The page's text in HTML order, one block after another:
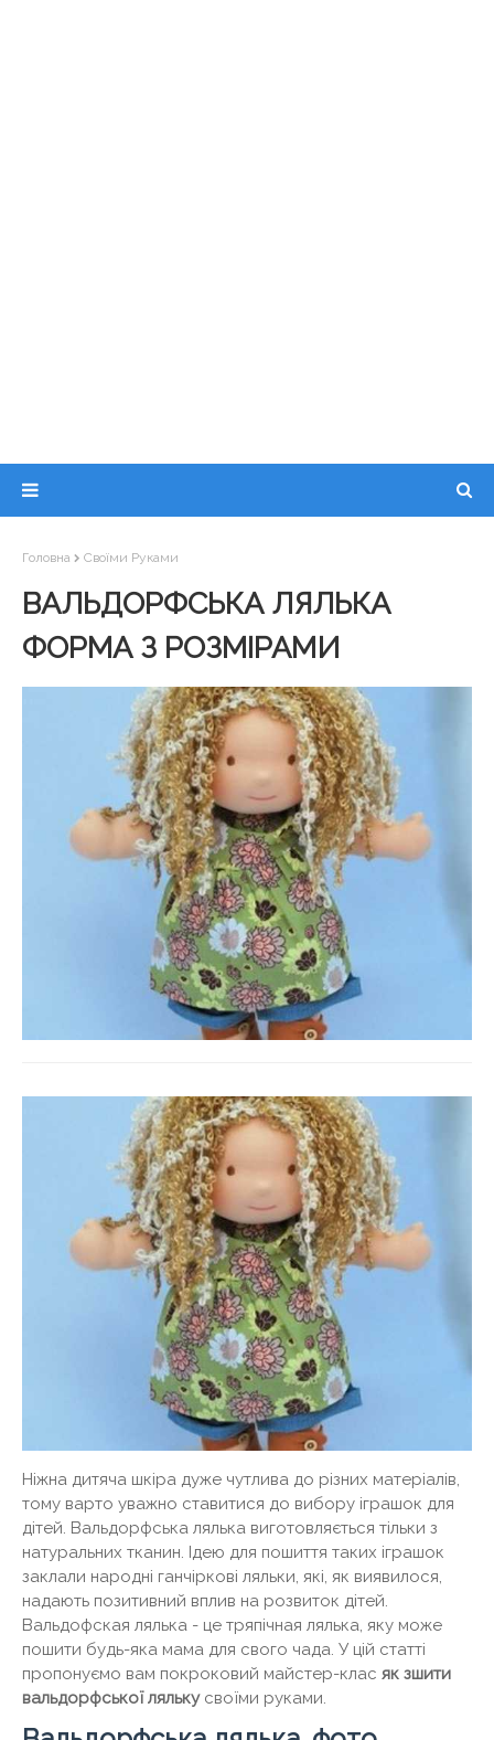
Головна Своїми Руками
ВАЛЬДОРФСЬКА ЛЯЛЬКА
ФОРМА З РОЗМІРАМИ
Ніжна дитяча шкіра дуже чутлива до різних матеріалів,
тому варто уважно ставитися до вибору іграшок для
дітей. Вальдорфська лялька виготовляється тільки з
натуральних тканин. Ідею для пошиття таких іграшок
заклали народні ганчіркові ляльки, які, як виявилося,
надають позитивний вплив на розвиток дітей.
Вальдофская лялька - це тряпічная лялька, яку може
пошити будь-яка мама для свого чада. У цій статті
пропонуємо вам покроковий майстер-клас як зшити
вальдорфської лялькусвоїми руками.